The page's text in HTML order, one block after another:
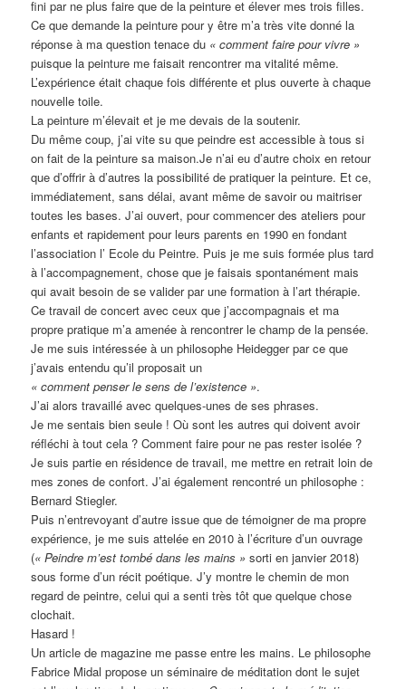
fini par ne plus faire que de la peinture et élever mes trois filles.
Ce que demande la peinture pour y être m’a très vite donné la
réponse à ma question tenace du « comment faire pour vivre »
puisque la peinture me faisait rencontrer ma vitalité même.
L’expérience était chaque fois différente et plus ouverte à chaque
nouvelle toile.
La peinture m’élevait et je me devais de la soutenir.
Du même coup, j’ai vite su que peindre est accessible à tous si
on fait de la peinture sa maison.Je n’ai eu d’autre choix en retour
que d’offrir à d’autres la possibilité de pratiquer la peinture. Et ce,
immédiatement, sans délai, avant même de savoir ou maitriser
toutes les bases. J’ai ouvert, pour commencer des ateliers pour
enfants et rapidement pour leurs parents en 1990 en fondant
l’association l’ Ecole du Peintre. Puis je me suis formée plus tard
à l’accompagnement, chose que je faisais spontanément mais
qui avait besoin de se valider par une formation à l’art thérapie.
Ce travail de concert avec ceux que j’accompagnais et ma
propre pratique m’a amenée à rencontrer le champ de la pensée.
Je me suis intéressée à un philosophe Heidegger par ce que
j’avais entendu qu’il proposait un
« comment penser le sens de l’existence ».
J’ai alors travaillé avec quelques-unes de ses phrases.
Je me sentais bien seule ! Où sont les autres qui doivent avoir
réfléchi à tout cela ? Comment faire pour ne pas rester isolée ?
Je suis partie en résidence de travail, me mettre en retrait loin de
mes zones de confort. J’ai également rencontré un philosophe :
Bernard Stiegler.
Puis n’entrevoyant d’autre issue que de témoigner de ma propre
expérience, je me suis attelée en 2010 à l’écriture d’un ouvrage
(« Peindre m’est tombé dans les mains » sorti en janvier 2018)
sous forme d’un récit poétique. J’y montre le chemin de mon
regard de peintre, celui qui a senti très tôt que quelque chose
clochait.
Hasard !
Un article de magazine me passe entre les mains. Le philosophe
Fabrice Midal propose un séminaire de méditation dont le sujet